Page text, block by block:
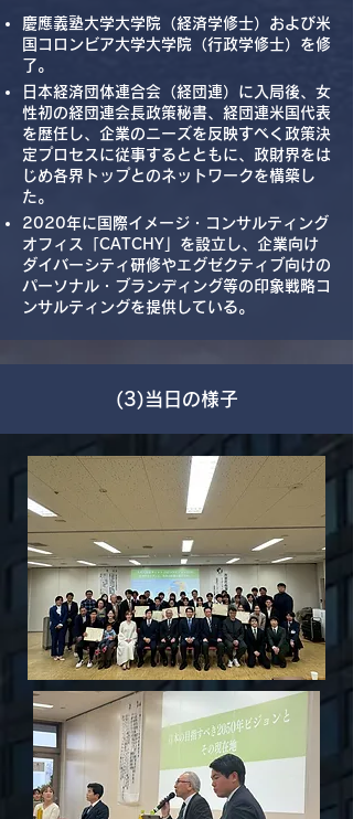
慶應義塾大学大学院（経済学修士）および米
国コロンビア大学大学院（行政学修士）を修
了。
日本経済団体連合会（経団連）に入局後、女
性初の経団連会長政策秘書、経団連米国代表
を歴任し、企業のニーズを反映すべく政策決
定プロセスに従事するとともに、政財界をは
じめ各界トップとのネットワークを構築し
た。
2020年に国際イメージ・コンサルティング
オフィス「CATCHY」を設立し、企業向け
ダイバーシティ研修やエグゼクティブ向けの
パーソナル・ブランディング等の印象戦略コ
ンサルティングを提供している。
​(3)当日の様子